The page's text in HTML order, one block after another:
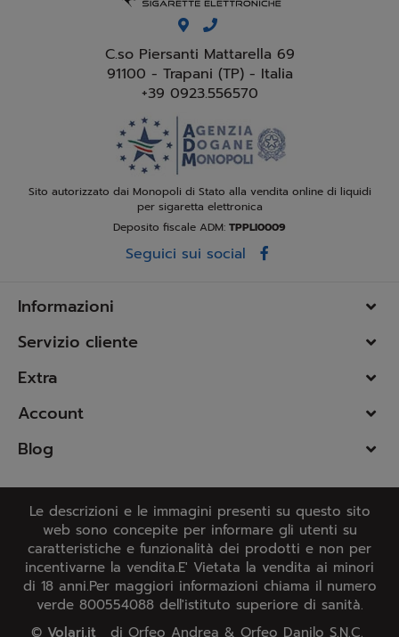
C.so Piersanti Mattarella 69
91100 - Trapani (TP) - Italia
+39 0923.556570
Sito autorizzato dai Monopoli di Stato alla vendita online di liquidi
per sigaretta elettronica
Deposito fiscale ADM: TPPLI0009
Seguici sui social
Informazioni
Servizio cliente
Extra
Account
Blog
Le descrizioni e le immagini presenti su questo sito
web sono concepite per informare gli utenti su
caratteristiche e funzionalità dei prodotti e non per
incentivarne la vendita.E' Vietata la vendita ai minori
di 18 anni.Per maggiori informazioni chiama il numero
verde 800554088 dell'istituto superiore di sanità.
© Volari.it di Orfeo Andrea & Orfeo Danilo S.N.C.